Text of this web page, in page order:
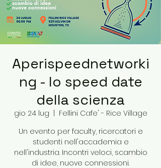
Aperispeednetworki
ng - lo speed date
della scienza
gio 24 lug
Fellini Cafe' - Rice Village
Un evento per faculty, ricercatori e
studenti nell'accademia e
nell'industria. Incontri veloci, scambio
di idee, nuove connessioni.